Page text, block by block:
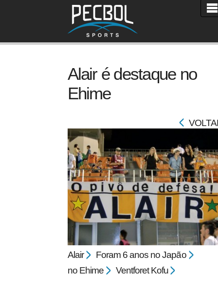
Alair é destaque no
Ehime
Alair
Foram 6 anos no Japão
no Ehime
Ventforet Kofu